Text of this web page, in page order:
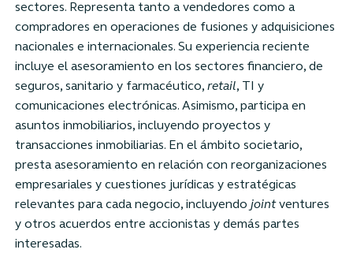
sectores. Representa tanto a vendedores como a
compradores en operaciones de fusiones y adquisiciones
nacionales e internacionales. Su experiencia reciente
incluye el asesoramiento en los sectores financiero, de
seguros, sanitario y farmacéutico, retail, TI y
comunicaciones electrónicas. Asimismo, participa en
asuntos inmobiliarios, incluyendo proyectos y
transacciones inmobiliarias. En el ámbito societario,
presta asesoramiento en relación con reorganizaciones
empresariales y cuestiones jurídicas y estratégicas
relevantes para cada negocio, incluyendo jointventures
y otros acuerdos entre accionistas y demás partes
interesadas.